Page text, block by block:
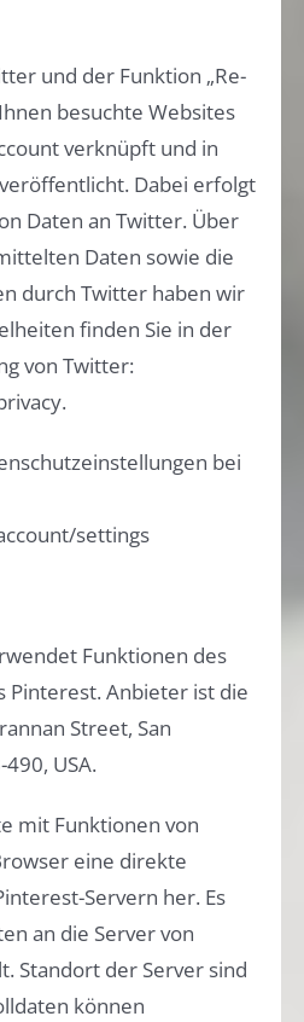
und der Funktion „Re-
besuchte Websites
verknüpft und in
Dabei erfolgt
Daten an Twitter. Über
Daten sowie die
durch Twitter haben wir
finden Sie in der
von Twitter:
bei
settings
Funktionen des
Pinterest. Anbieter ist die
Street, San
USA.
mit Funktionen von
eine direkte
Servern her. Es
an die Server von
Standort der Server sind
können